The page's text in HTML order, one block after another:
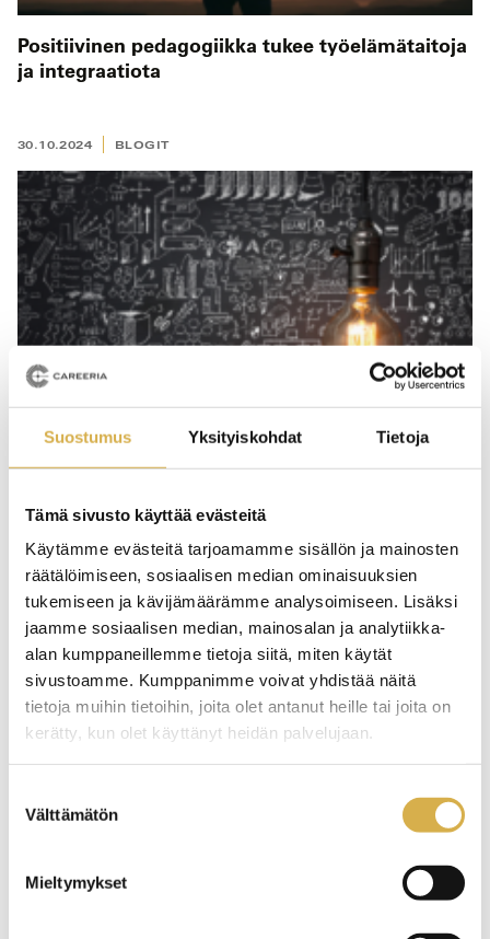
Suostumus Yksityiskohdat Tietoja
Tämä sivusto käyttää evästeitä
Käytämme evästeitä tarjoamamme sisällön ja mainosten
räätälöimiseen, sosiaalisen median ominaisuuksien
tukemiseen ja kävijämäärämme analysoimiseen. Lisäksi
jaamme sosiaalisen median, mainosalan ja analytiikka-
alan kumppaneillemme tietoja siitä, miten käytät
sivustoamme. Kumppanimme voivat yhdistää näitä
tietoja muihin tietoihin, joita olet antanut heille tai joita on
kerätty, kun olet käyttänyt heidän palvelujaan.
valinta
Välttämätön
Mieltymykset
Positiivinen pedagogiikka tukee työelämätaitoja
ja integraatiota
30.10.2024 BLOGIT
Työelämätaidot, strategia, muuttuva ympäristö
ja suunnitelmallisuus